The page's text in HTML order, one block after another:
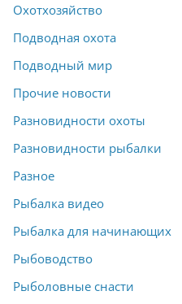
Охотхозяйство
Подводная охота
Подводный мир
Прочие новости
Разновидности охоты
Разновидности рыбалки
Разное
Рыбалка видео
Рыбалка для начинающих
Рыбоводство
Рыболовные снасти